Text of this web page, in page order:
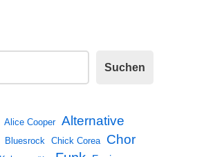
Suchen
Alice Cooper Alternative
Bluesrock Chick Corea Chor